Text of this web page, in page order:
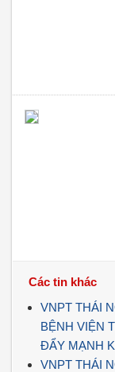
Các tin khác
VNPT THÁI
BỆNH VIỆN
ĐẨY MẠNH
VNPT THÁI